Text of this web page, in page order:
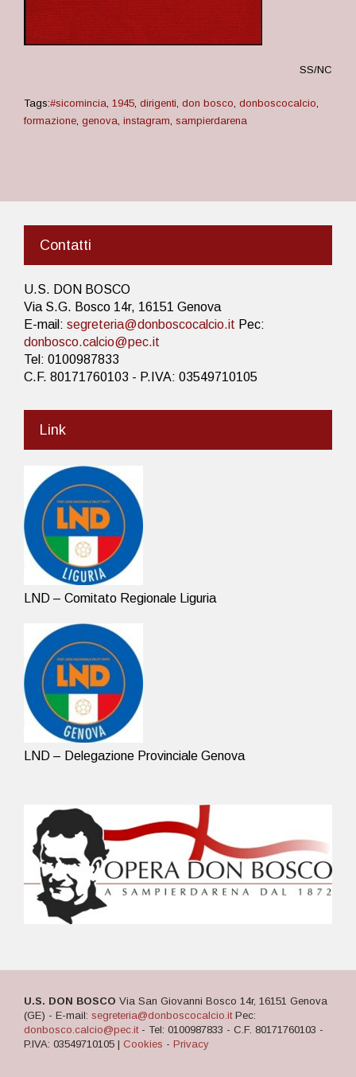
SS/NC
Tags:#sicomincia, 1945, dirigenti, don bosco, donboscocalcio,
formazione, genova, instagram, sampierdarena
Contatti
U.S. DON BOSCO
Via S.G. Bosco 14r, 16151 Genova
E-mail: segreteria@donboscocalcio.it Pec:
donbosco.calcio@pec.it
Tel: 0100987833
C.F. 80171760103 - P.IVA: 03549710105
Link
LND – Comitato Regionale Liguria
LND – Delegazione Provinciale Genova
U.S. DON BOSCO Via San Giovanni Bosco 14r, 16151 Genova
(GE) - E-mail: segreteria@donboscocalcio.itPec:
donbosco.calcio@pec.it- Tel: 0100987833 - C.F. 80171760103 -
P.IVA: 03549710105 | Cookies - Privacy